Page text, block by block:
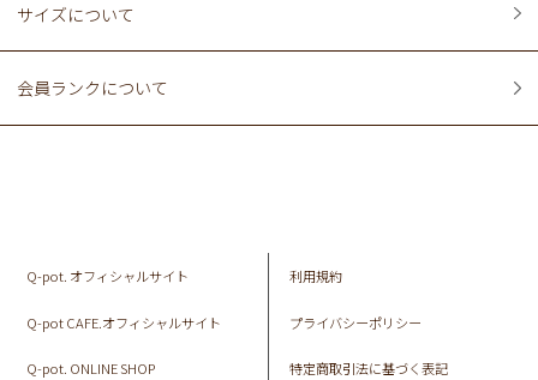
サイズについて
会員ランクについて
Q-pot. オフィシャルサイト
Q-pot CAFE.オフィシャルサイト
Q-pot. ONLINE SHOP
利用規約
プライバシーポリシー
特定商取引法に基づく表記